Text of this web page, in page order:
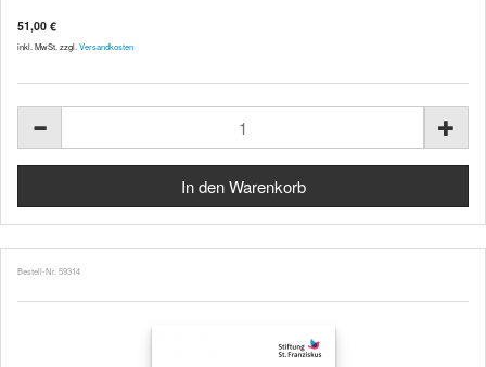
51,00 €
inkl. MwSt. zzgl. Versandkosten
Bestell-Nr. 59314